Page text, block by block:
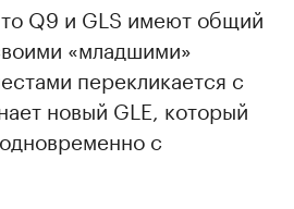
Q9 и GLS имеют общий
«младшими»
перекликается с
новый GLE, который
с